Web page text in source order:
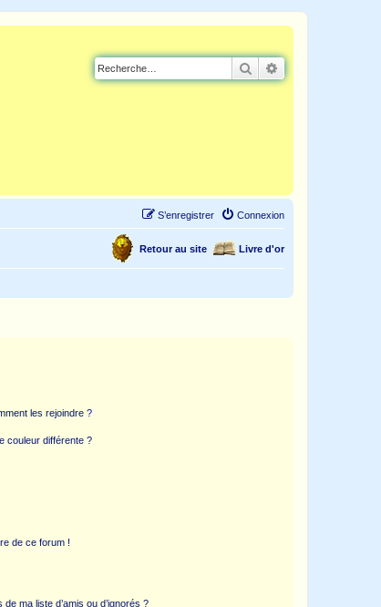
Rechercher
Connexion
S’enregistrer
Livre d'or
Retour au site
les rejoindre ?
couleur différente ?
de ce forum !
ma liste d’amis ou d’ignorés ?